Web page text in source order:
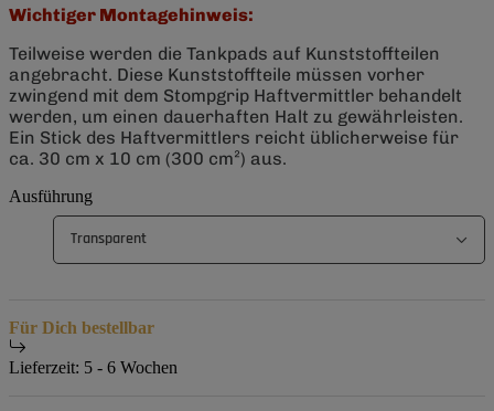
Wichtiger Montagehinweis:
Teilweise werden die Tankpads auf Kunststoffteilen
angebracht. Diese Kunststoffteile müssen vorher
zwingend mit dem Stompgrip Haftvermittler behandelt
werden, um einen dauerhaften Halt zu gewährleisten.
Ein Stick des Haftvermittlers reicht üblicherweise für
ca. 30 cm x 10 cm (300 cm²) aus.
Ausführung
Transparent
Für Dich bestellbar
Lieferzeit: 5 - 6 Wochen